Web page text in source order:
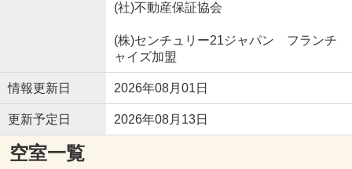
(社)不動産保証協会
(株)センチュリー21ジャパン フランチ
ャイズ加盟
情報更新日 2026年08月01日
更新予定日 2026年08月13日
空室一覧